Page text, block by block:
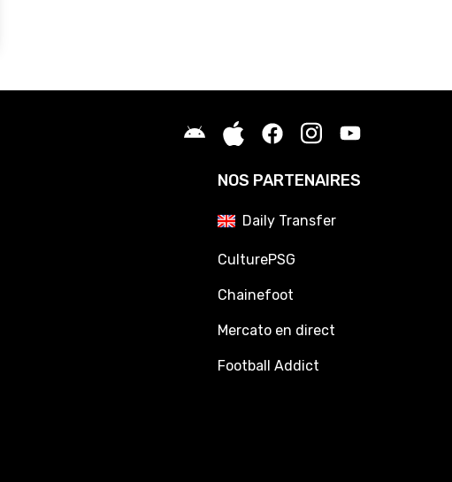
NOS PARTENAIRES
Daily Transfer
CulturePSG
Chainefoot
Mercato en direct
Football Addict